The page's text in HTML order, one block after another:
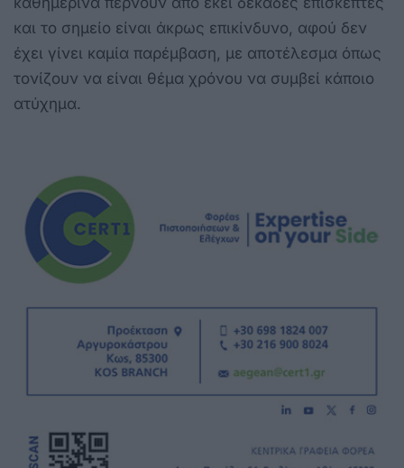
και το σημείο είναι άκρως επικίνδυνο, αφού δεν
έχει γίνει καμία παρέμβαση, με αποτέλεσμα όπως
τονίζουν να είναι θέμα χρόνου να συμβεί κάποιο
ατύχημα.